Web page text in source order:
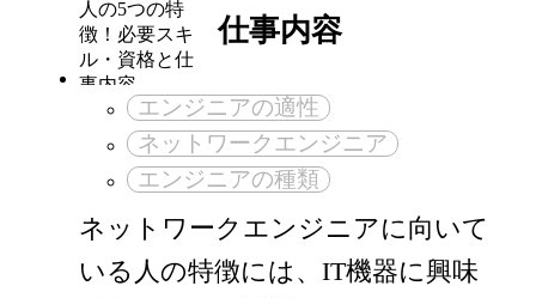
仕事内容
エンジニアの適性
ネットワークエンジニア
エンジニアの種類
ネットワークエンジニアに向いて
いる人の特徴には、IT機器に興味